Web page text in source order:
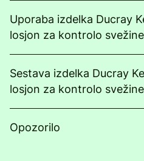
Uporaba izdelka Ducray
losjon za kontrolo svežine
Sestava izdelka Ducray
losjon za kontrolo svežine
Opozorilo